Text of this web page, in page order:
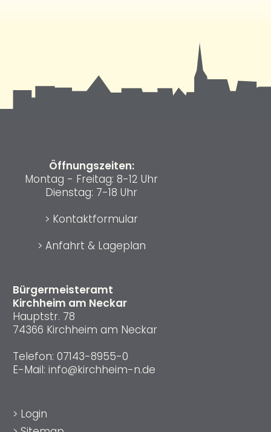
Bürgermeisteramt
Kirchheim am Neckar
Hauptstr. 78
74366 Kirchheim am Neckar
Telefon: 07143-8955-0
E-Mail: info@kirchheim-n.de
Öffnungszeiten:
Montag - Freitag: 8-12 Uhr
Dienstag: 7-18 Uhr
> Kontaktformular
> Anfahrt & Lageplan
> Login